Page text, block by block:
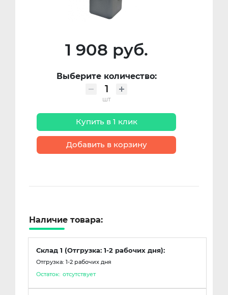
1 908 руб.
Выберите количество:
шт
Купить в 1 клик
Добавить в корзину
Наличие товара:
Склад 1 (Отгрузка: 1-2 рабочих дня):
Отгрузка: 1-2 рабочих дня
Остаток: отсутствует